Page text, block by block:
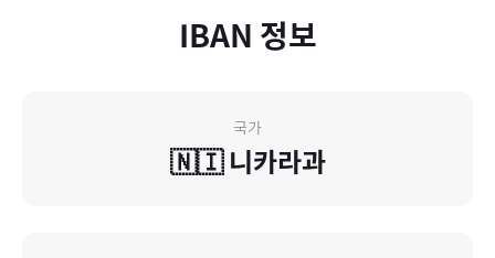
IBAN 정보
국가
🇳🇮 니카라과